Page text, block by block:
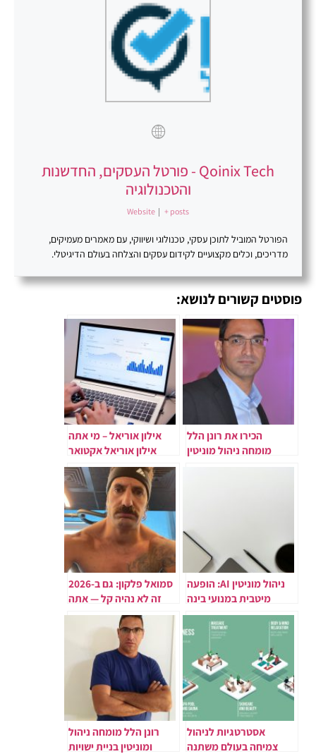
Qoinix Tech - פורטל העסקים, החדשנות
והטכנולוגיה
Website | + posts
הפורטל המוביל לתוכן עסקי, טכנולוגי ושיווקי, עם מאמרים מעמיקים,
מדריכים, וכלים מקצועיים לקידום עסקים והצלחה בעולם הדיגיטלי.
פוסטים קשורים לנושא:
הכירו את רונן הלל
מומחה ניהול מוניטין
אילון אוריאל – מי אתה
אילון אוריאל אקטואר
ויועץ פיננסי
ניהול מוניטין AI: הופעה
מיטבית במנועי בינה
מלאכותית
סמואל פלקון: גם ב-2026
זה לא נהיה קל — אתה
נהיה חזק
אסטרטגיות לניהול
צמיחה בעולם משתנה
רונן הלל מומחה ניהול
ומוניטין בניית ישויות